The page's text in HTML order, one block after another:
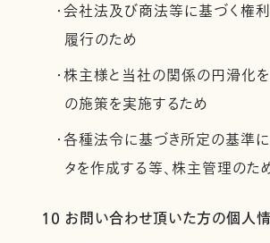
・会社法及び商法等に基づく権
履行のため
・株主様と当社の関係の円滑化
の施策を実施するため
・各種法令に基づき所定の基準
タを作成する等、株主管理のた
10 お問い合わせ頂いた方の個人